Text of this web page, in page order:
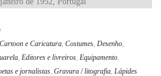
Cartoon e Caricatura, Costumes, Desenho,
, Editores e livreiros, Equipamento,
e jornalistas, Gravura / litografia, Lápides